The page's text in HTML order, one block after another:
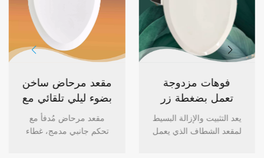
فوهات مزدوجة
تعمل بضغطة زر
قابلة للتعديل
بالضغط مقعد بيديت
يعد التثبيت والإزالة البسيط
لمقعد الشطاف الذي يعمل
مقعد مرحاض
كهربائي ساخن
بسيط من Sineo
للمراحيض على
مقعد مرحاض كهربائي
بسيط من Sineo مع مقعد